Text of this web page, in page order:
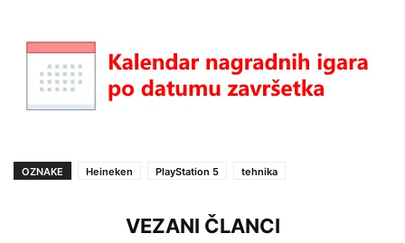
OZNAKE Heineken PlayStation 5 tehnika
VEZANI ČLANCI